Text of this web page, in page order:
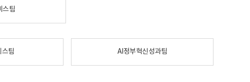
스팀
스팀 AI정부혁신성과팀